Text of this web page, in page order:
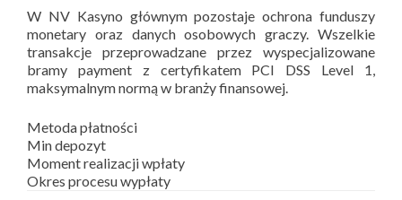
W NV Kasyno głównym pozostaje ochrona funduszy
monetary oraz danych osobowych graczy. Wszelkie
transakcje przeprowadzane przez wyspecjalizowane
bramy payment z certyfikatem PCI DSS Level 1,
maksymalnym normą w branży finansowej.
Metoda płatności
Min depozyt
Moment realizacji wpłaty
Okres procesu wypłaty